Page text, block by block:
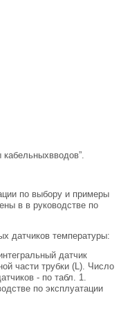
по выбору и примеры
в в руководстве по
датчиков температуры:
датчик
части трубки (L). Число
- по табл. 1.
по эксплуатации